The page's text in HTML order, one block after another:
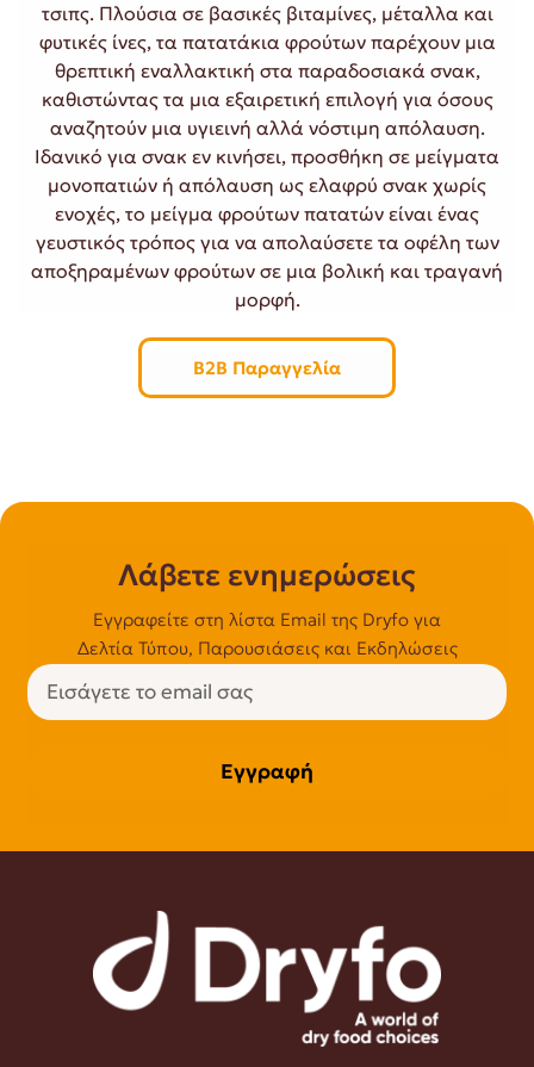
τσιπς. Πλούσια σε βασικές βιταμίνες, μέταλλα και
φυτικές ίνες, τα πατατάκια φρούτων παρέχουν μια
θρεπτική εναλλακτική στα παραδοσιακά σνακ,
καθιστώντας τα μια εξαιρετική επιλογή για όσους
αναζητούν μια υγιεινή αλλά νόστιμη απόλαυση.
Ιδανικό για σνακ εν κινήσει, προσθήκη σε μείγματα
μονοπατιών ή απόλαυση ως ελαφρύ σνακ χωρίς
ενοχές, το μείγμα φρούτων πατατών είναι ένας
γευστικός τρόπος για να απολαύσετε τα οφέλη των
αποξηραμένων φρούτων σε μια βολική και τραγανή
μορφή.
B2B Παραγγελία
Λάβετε ενημερώσεις
Εγγραφείτε στη λίστα Email της Dryfo για
Δελτία Τύπου, Παρουσιάσεις και Εκδηλώσεις
Εγγραφή